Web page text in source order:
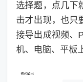
选择题，点几下
击才出现，也只
接导出成视频、
机、电脑、平板